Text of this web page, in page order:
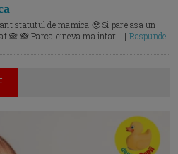
statutul de mamica 🥹 Si pare asa un
🙈 🙈 Parca cineva ma intar... | Raspunde